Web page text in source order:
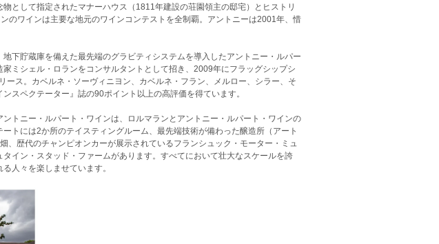
として指定されたマナーハウス（1811年建設の荘園領主の邸宅）とヒストリ
のワインは主要な地元のワインコンテストを全制覇。アントニーは2001年、惜
下貯蔵庫を備えた最先端のグラビティシステムを導入したアントニー・ルパー
ミシェル・ロランをコンサルタントとして招き、2009年にフラッグシップシ
ース。カベルネ・ソーヴィニヨン、カベルネ・フラン、メルロー、シラー、そ
スペクテーター』誌の90ポイント以上の高評価を得ています。
トニー・ルパート・ワインは、ロルマランとアントニー・ルパート・ワインの
トには2か所のテイスティングルーム、最先端技術が備わった醸造所（アート
、歴代のチャンピオンカーが展示されているフランシュック・モーター・ミュ
イン・スタッド・ファームがあります。すべてにおいて壮大なスケールを誇
人々を楽しませています。